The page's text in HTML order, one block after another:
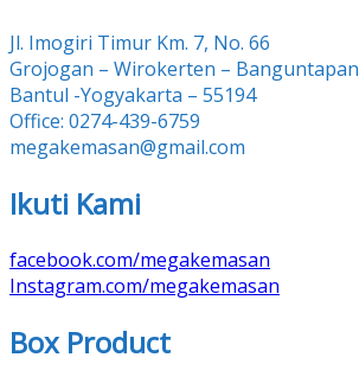
Jl. Imogiri Timur Km. 7, No. 66
Grojogan – Wirokerten – Banguntapan
Bantul -Yogyakarta – 55194
Office: 0274-439-6759
megakemasan@gmail.com
Ikuti Kami
facebook.com/megakemasan
Instagram.com/megakemasan
Box Product